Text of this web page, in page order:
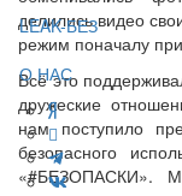
LEAK-БЕЗ
О НАС
делились видео
режим поначалу
Всё это
дружеские
нам поступило
безопасного
«#БЕЗОПАСКИ».